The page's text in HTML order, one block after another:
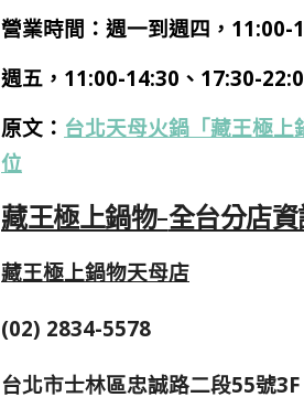
營業時間：週一到週四，11:00-
週五，11:00-14:30、17:30-
原文： 台北天母火鍋「藏王極
位
藏王極上鍋物-全台分店
藏王極上鍋物天母店
(02) 2834-5578
台北市士林區忠誠路二段55號3F